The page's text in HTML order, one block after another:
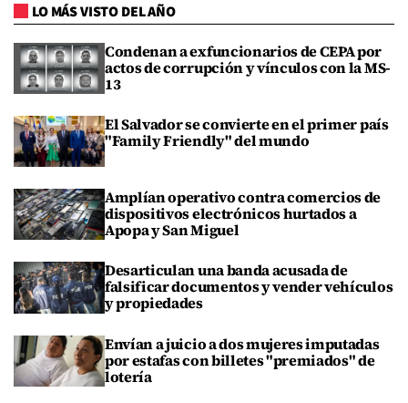
LO MÁS VISTO DEL AÑO
Condenan a exfuncionarios de CEPA por
actos de corrupción y vínculos con la MS-
13
El Salvador se convierte en el primer país
"Family Friendly" del mundo
Amplían operativo contra comercios de
dispositivos electrónicos hurtados a
Apopa y San Miguel
Desarticulan una banda acusada de
falsificar documentos y vender vehículos
y propiedades
Envían a juicio a dos mujeres imputadas
por estafas con billetes "premiados" de
lotería